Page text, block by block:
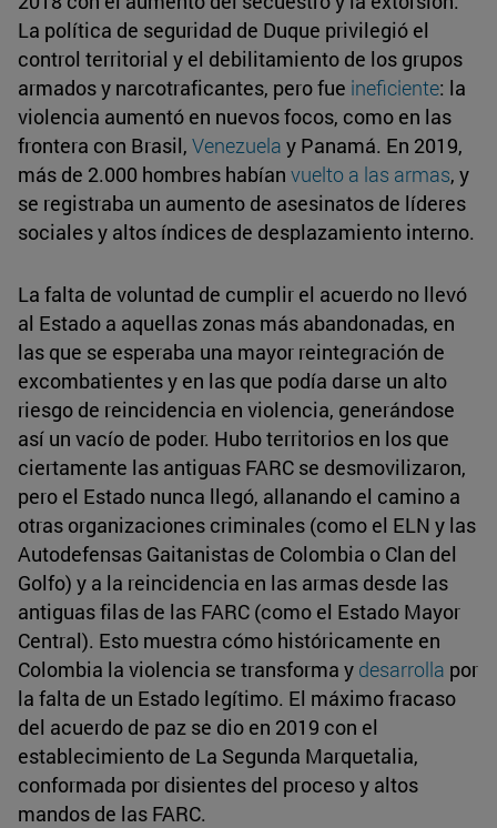
La política de seguridad de Duque privilegió el
control territorial y el debilitamiento de los grupos
armados y narcotraficantes, pero fue ineficiente: la
violencia aumentó en nuevos focos, como en las
frontera con Brasil, Venezuela y Panamá. En 2019,
más de 2.000 hombres habían vuelto a las armas, y
se registraba un aumento de asesinatos de líderes
sociales y altos índices de desplazamiento interno.
La falta de voluntad de cumplir el acuerdo no llevó
al Estado a aquellas zonas más abandonadas, en
las que se esperaba una mayor reintegración de
excombatientes y en las que podía darse un alto
riesgo de reincidencia en violencia, generándose
así un vacío de poder. Hubo territorios en los que
ciertamente las antiguas FARC se desmovilizaron,
pero el Estado nunca llegó, allanando el camino a
otras organizaciones criminales (como el ELN y las
Autodefensas Gaitanistas de Colombia o Clan del
Golfo) y a la reincidencia en las armas desde las
antiguas filas de las FARC (como el Estado Mayor
Central). Esto muestra cómo históricamente en
Colombia la violencia se transforma y desarrolla por
la falta de un Estado legítimo. El máximo fracaso
del acuerdo de paz se dio en 2019 con el
establecimiento de La Segunda Marquetalia,
conformada por disientes del proceso y altos
mandos de las FARC.